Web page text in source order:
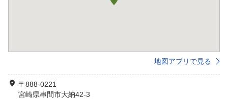
地図アプリで見る
〒888-0221
宮崎県串間市大納42-3